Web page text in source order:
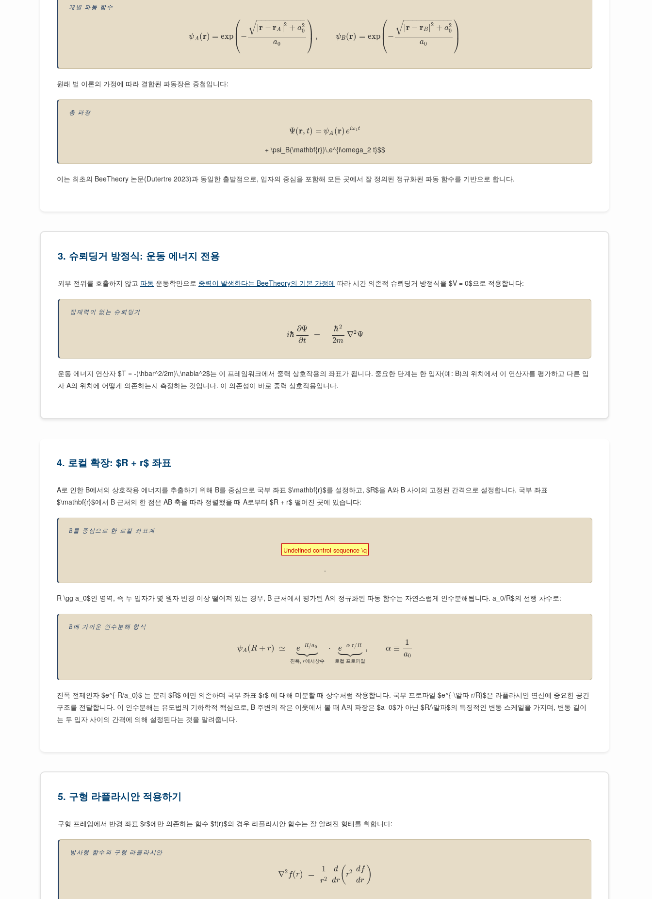
개별 파동 함수
ψA (r) = exp ⎛
⎝
⎜ −
|r − rA |2 + a2
0
− −
−−−−−−−−−
√
a0
⎞
⎠⎟ , ψB(r) = exp ⎛
⎝
⎜ −
|r − rB |2 + a2
0
− −
−−−−−−−−−
√
a0
⎞
⎠⎟
원래 벌 이론의 가정에 따라 결합된 파동장은 중첩입니다:
총 파장
Ψ(r, t) = ψA (r) eiω1t
+ \psi_B(\mathbf{r})\,e^{i\omega_2 t}$$
이는 최초의 BeeTheory 논문(Dutertre 2023)과 동일한 출발점으로, 입자의 중심을 포함해 모든 곳에서 잘 정의된 정규화된 파동 함수를 기반으로 합니다.
3. 슈뢰딩거 방정식: 운동 에너지 전용
외부 전위를 호출하지 않고 파동 운동학만으로 중력이 발생한다는 BeeTheory의 기본 가정에 따라 시간 의존적 슈뢰딩거 방정식을 $V = 0$으로 적용합니다:
잠재력이 없는 슈뢰딩거
iℏ
∂Ψ
∂t
= −
ℏ2
2m
∇2Ψ
운동 에너지 연산자 $T = -(\hbar^2/2m)\,\nabla^2$는 이 프레임워크에서 중력 상호작용의 좌표가 됩니다. 중요한 단계는 한 입자(예: B)의 위치에서 이 연산자를 평가하고 다른 입
자 A의 위치에 어떻게 의존하는지 측정하는 것입니다. 이 의존성이 바로 중력 상호작용입니다.
4. 로컬 확장: $R + r$ 좌표
A로 인한 B에서의 상호작용 에너지를 추출하기 위해 B를 중심으로 국부 좌표 $\mathbf{r}$를 설정하고, $R$을 A와 B 사이의 고정된 간격으로 설정합니다. 국부 좌표
$\mathbf{r}$에서 B 근처의 한 점은 AB 축을 따라 정렬했을 때 A로부터 $R + r$ 떨어진 곳에 있습니다:
B를 중심으로 한 로컬 좌표계
Undefined control sequence \q
.
R \gg a_0$인 영역, 즉 두 입자가 몇 원자 반경 이상 떨어져 있는 경우, B 근처에서 평가된 A의 정규화된 파동 함수는 자연스럽게 인수분해됩니다. a_0/R$의 선행 차수로:
B에 가까운 인수분해 형식
ψA(R + r) ≃ e−R/a0
 

 
진폭, r에서상수
⋅ e−α r/R
 

 
로컬 프로파일
, α ≡
1
a0
진폭 전제인자 $e^{-R/a_0}$ 는 분리 $R$ 에만 의존하며 국부 좌표 $r$ 에 대해 미분할 때 상수처럼 작용합니다. 국부 프로파일 $e^{-\알파 r/R}$은 라플라시안 연산에 중요한 공간
구조를 전달합니다. 이 인수분해는 유도법의 기하학적 핵심으로, B 주변의 작은 이웃에서 볼 때 A의 파장은 $a_0$가 아닌 $R/\알파$의 특징적인 변동 스케일을 가지며, 변동 길이
는 두 입자 사이의 간격에 의해 설정된다는 것을 알려줍니다.
5. 구형 라플라시안 적용하기
구형 프레임에서 반경 좌표 $r$에만 의존하는 함수 $f(r)$의 경우 라플라시안 함수는 잘 알려진 형태를 취합니다:
방사형 함수의 구형 라플라시안
∇2 f(r) =
1
r2
d
dr( r2 df
dr )